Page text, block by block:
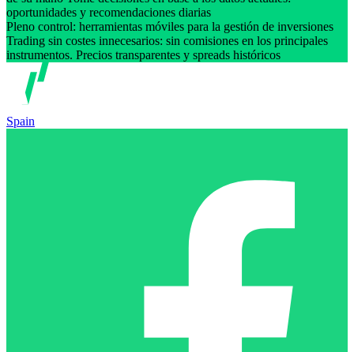
oportunidades y recomendaciones diarias
Pleno control: herramientas móviles para la gestión de inversiones
Trading sin costes innecesarios: sin comisiones en los principales
instrumentos. Precios transparentes y spreads históricos
Spain